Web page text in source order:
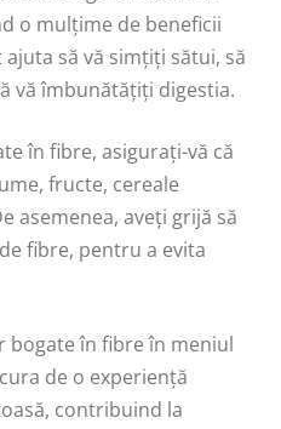
o mulțime de beneficii
să vă simțiți sătui, să
vă îmbunătățiți digestia.
în fibre, asigurați-vă că
fructe, cereale
asemenea, aveți grijă să
fibre, pentru a evita
bogate în fibre în meniul
de o experiență
contribuind la